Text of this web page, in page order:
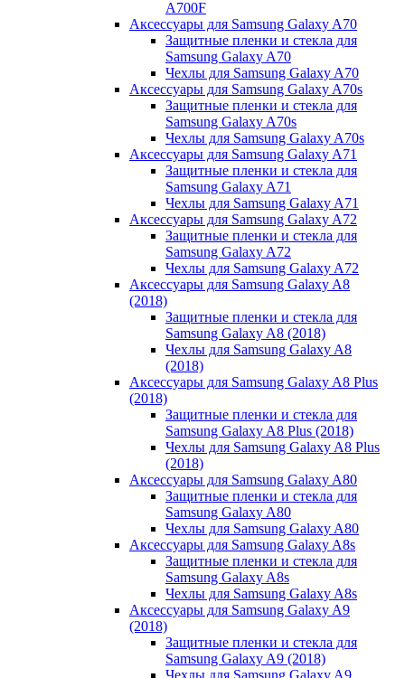
A700F
Аксессуары для Samsung Galaxy A70
Защитные пленки и стекла для
Samsung Galaxy A70
Чехлы для Samsung Galaxy A70
Аксессуары для Samsung Galaxy A70s
Защитные пленки и стекла для
Samsung Galaxy A70s
Чехлы для Samsung Galaxy A70s
Аксессуары для Samsung Galaxy A71
Защитные пленки и стекла для
Samsung Galaxy A71
Чехлы для Samsung Galaxy A71
Аксессуары для Samsung Galaxy A72
Защитные пленки и стекла для
Samsung Galaxy A72
Чехлы для Samsung Galaxy A72
Аксессуары для Samsung Galaxy A8
(2018)
Защитные пленки и стекла для
Samsung Galaxy A8 (2018)
Чехлы для Samsung Galaxy A8
(2018)
Аксессуары для Samsung Galaxy A8 Plus
(2018)
Защитные пленки и стекла для
Samsung Galaxy A8 Plus (2018)
Чехлы для Samsung Galaxy A8 Plus
(2018)
Аксессуары для Samsung Galaxy A80
Защитные пленки и стекла для
Samsung Galaxy A80
Чехлы для Samsung Galaxy A80
Аксессуары для Samsung Galaxy A8s
Защитные пленки и стекла для
Samsung Galaxy A8s
Чехлы для Samsung Galaxy A8s
Аксессуары для Samsung Galaxy A9
(2018)
Защитные пленки и стекла для
Samsung Galaxy A9 (2018)
Чехлы для Samsung Galaxy A9